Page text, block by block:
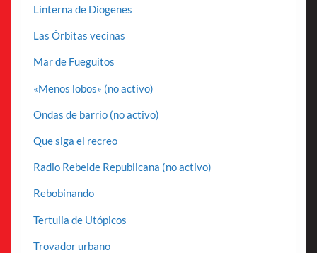
Linterna de Diogenes
Las Órbitas vecinas
Mar de Fueguitos
«Menos lobos» (no activo)
Ondas de barrio (no activo)
Que siga el recreo
Radio Rebelde Republicana (no activo)
Rebobinando
Tertulia de Utópicos
Trovador urbano